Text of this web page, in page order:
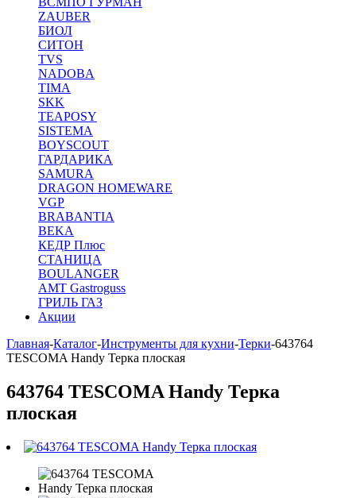
ZAUBER
БИОЛ
СИТОН
TVS
NADOBA
TIMA
SKK
TEAPOSY
SISTEMA
BOYSCOUT
ГАРДАРИКА
SAMURA
DRAGON HOMEWARE
VGP
BRABANTIA
BEKA
КЕДР Плюс
СТАНИЦА
BOULANGER
AMT Gastroguss
ГРИЛЬ ГАЗ
Акции
Главная-Каталог-Инструменты для кухни-Терки-643764
TESCOMA Handy Терка плоская
643764 TESCOMA Handy Терка
плоская